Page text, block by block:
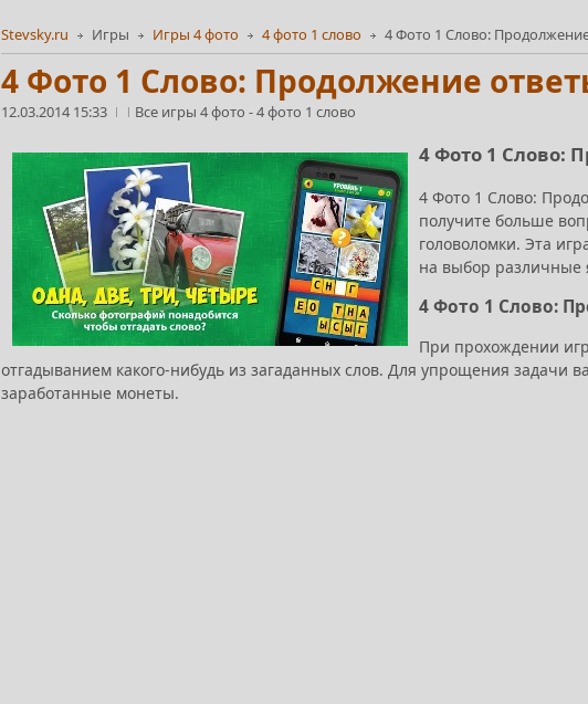
Stevsky.ru Игры Игры 4 фото 4 фото 1 слово 4 Фото 1 Слово:
4 Фото 1 Слово: Продолжение
12.03.2014 15:33 Все игры 4 фото -4 фото 1 слово
4 Фото 1 Слово:
4 Фото 1 Слово:
получите больше
головоломки. Эта
на выбор различные
4 Фото 1 Слово:
При прохождении
отгадыванием какого-нибудь из загаданных слов. Для упрощения задачи
заработанные монеты.